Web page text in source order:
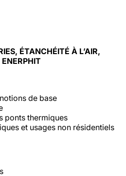
ÉTANCHÉITÉ À L’AIR,
de base
ponts thermiques
et usages non résidentiels